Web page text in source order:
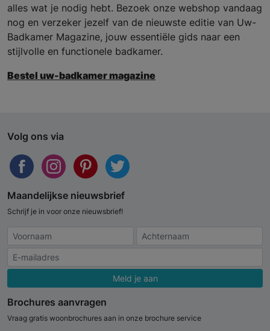
alles wat je nodig hebt. Bezoek onze webshop vandaag
nog en verzeker jezelf van de nieuwste editie van Uw-
Badkamer Magazine, jouw essentiële gids naar een
stijlvolle en functionele badkamer.
Bestel uw-badkamer magazine
Volg ons via
Maandelijkse nieuwsbrief
Schrijf je in voor onze nieuwsbrief!
Meld je aan
Brochures aanvragen
Vraag gratis woonbrochures aan in onze brochure service